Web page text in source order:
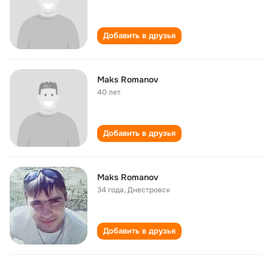
Добавить в друзья
Maks Romanov
40 лет
Добавить в друзья
Maks Romanov
34 года,Днестровск
Добавить в друзья